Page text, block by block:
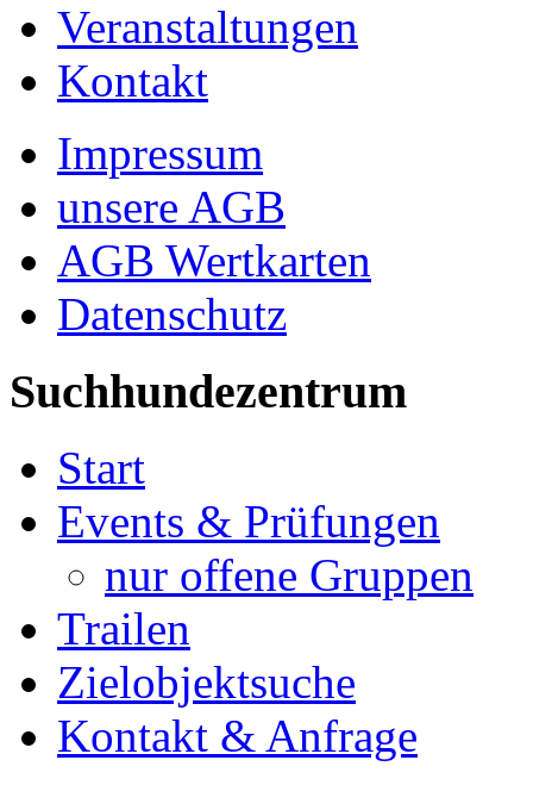
Veranstaltungen
Kontakt
Impressum
unsere AGB
AGB Wertkarten
Datenschutz
Suchhundezentrum
Start
Events & Prüfungen
nur offene Gruppen
Trailen
Zielobjektsuche
Kontakt & Anfrage